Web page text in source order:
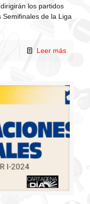
los partidos
de la Liga
Leer más